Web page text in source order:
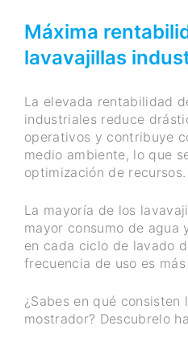
Máxima
lavavajillas
La elevada rentabilidad
industriales reduce
operativos y contribuye
medio ambiente, lo que
optimización de recursos.
La mayoría de los
mayor consumo de agua
en cada ciclo de lavado
frecuencia de uso es
¿Sabes en qué
mostrador? Descubrelo